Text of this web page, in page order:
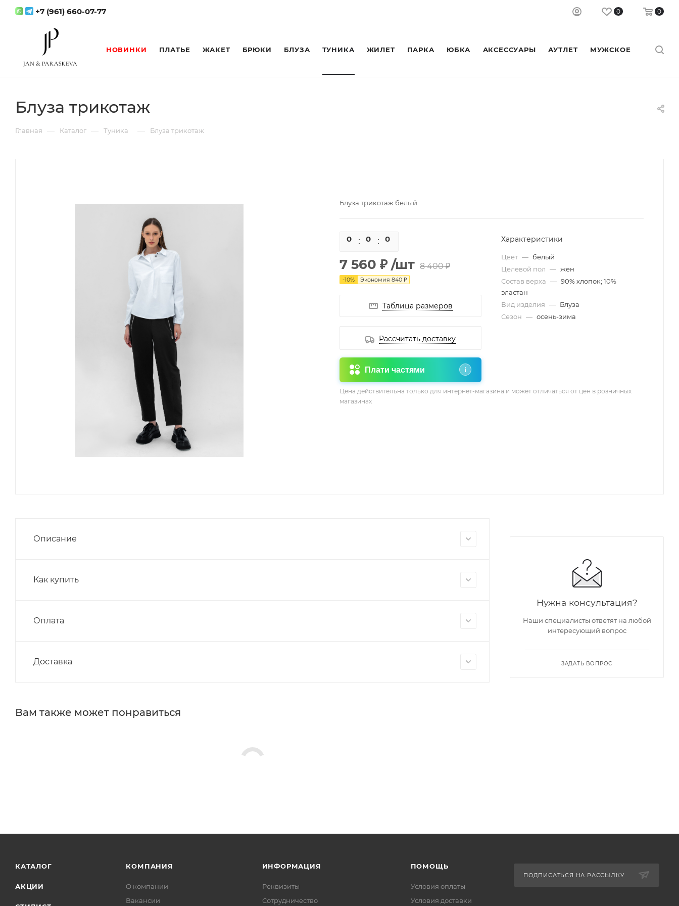
+7 (961) 660-07-77 0 0
НОВИНКИ ПЛАТЬЕ ЖАКЕТ БРЮКИ БЛУЗА ТУНИКА ЖИЛЕТ ПАРКА ЮБКА АКСЕССУАРЫ АУТЛЕТ МУЖСКОЕ
Блуза трикотаж
Главная — Каталог — Туника — Блуза трикотаж
Блуза трикотаж белый
0 0 0
7 560 ₽ /шт 8 400 ₽
-10% Экономия 840 ₽
Таблица размеров
Рассчитать доставку
Плати частями i
Характеристики
Цвет — белый
Целевой пол — жен
Состав верха — 90% хлопок; 10%
эластан
Вид изделия — Блуза
Сезон — осень-зима
Цена действительна только для интернет-магазина и может отличаться от цен в розничных
магазинах
Описание
Как купить
Оплата
Доставка
Вам также может понравиться
Нужна консультация?
Наши специалисты ответят на любой
интересующий вопрос
ЗАДАТЬ ВОПРОС
КАТАЛОГ
АКЦИИ
КОМПАНИЯ
О компании
Вакансии
ИНФОРМАЦИЯ
Реквизиты
Сотрудничество
ПОМОЩЬ
Условия оплаты
Условия доставки
ПОДПИСАТЬСЯ НА РАССЫЛКУ